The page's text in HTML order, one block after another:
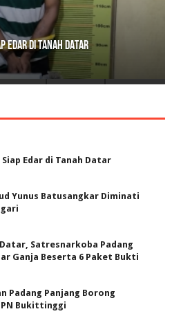
Edar di Tanah Datar
Edar di Tanah Datar
Yunus Batusangkar Diminati
Satresnarkoba Padang
Ganja Beserta 6 Paket Bukti
Padang Panjang Borong
Bukittinggi